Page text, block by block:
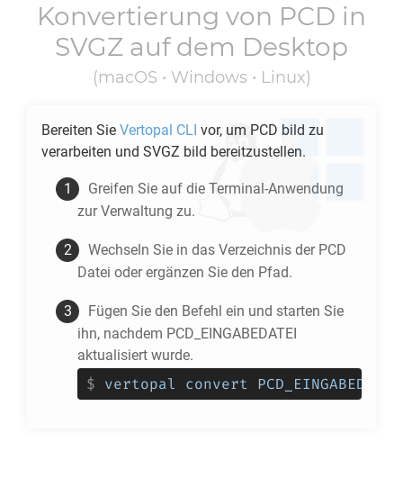
Konvertierung von PCD in
SVGZ auf dem Desktop
(macOS • Windows • Linux)
Bereiten Sie Vertopal CLI vor, um PCD bild zu
verarbeiten und SVGZ bild bereitzustellen.
Greifen Sie auf die Terminal-Anwendung
zur Verwaltung zu.
Wechseln Sie in das Verzeichnis der PCD
Datei oder ergänzen Sie den Pfad.
Fügen Sie den Befehl ein und starten Sie
ihn, nachdem PCD_EINGABEDATEI
aktualisiert wurde.
$ vertopal convert